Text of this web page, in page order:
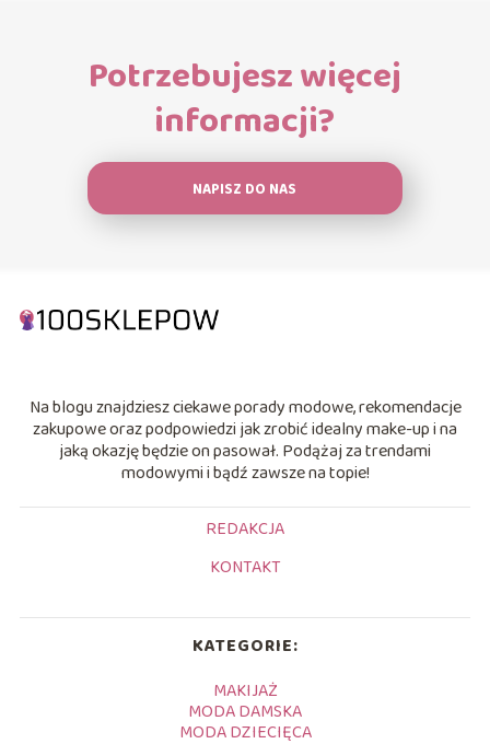
Potrzebujesz więcej
informacji?
NAPISZ DO NAS
Na blogu znajdziesz ciekawe porady modowe, rekomendacje
zakupowe oraz podpowiedzi jak zrobić idealny make-up i na
jaką okazję będzie on pasował. Podążaj za trendami
modowymi i bądź zawsze na topie!
REDAKCJA
KONTAKT
KATEGORIE:
MAKIJAŻ
MODA DAMSKA
MODA DZIECIĘCA